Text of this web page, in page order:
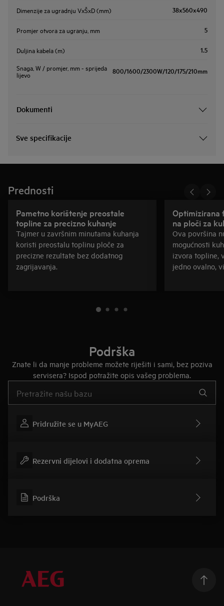
Dimenzije za ugradnju VxŠxD (mm) 38x560x490
Promjer otvora za ugranju, mm 5
Duljina kabela (m) 1.5
Snaga, W / promjer, mm - sprijeda
lijevo 800/1600/2300W/120/175/210mm
Dokumenti
Sve specifikacije
Prednosti
Pametno korištenje preostale
topline za precizno kuhanje
Tajmer u završnim minutama kuhanja
koristi preostalu toplinu ploče za
precizne rezultate bez dodatnog
zagrijavanja.
Optimizirana
na ploči za
Ova površina
mogućnosti
izvora topline,
jedno ovalno,
Podrška
Znate li da manje probleme možete riješiti i sami, bez poziva
servisera? Ispod potražite opis vašeg problema.
Pridružite se u MyAEG
Rezervni dijelovi i dodatna oprema
Podrška